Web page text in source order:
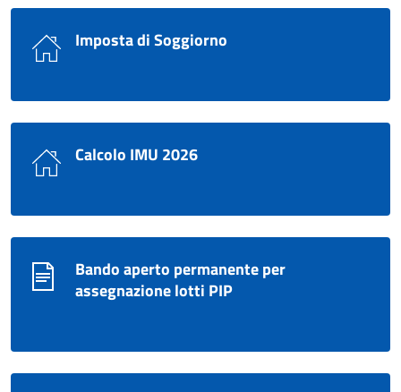
Imposta di Soggiorno
Calcolo IMU 2026
Bando aperto permanente per
assegnazione lotti PIP